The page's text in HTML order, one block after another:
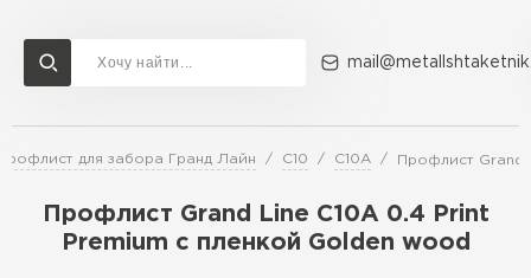
для забора Гранд Лайн С10 C10A Профлист Grand
Профлист Grand Line C10A 0.4 Print
Premium с пленкой Golden wood
Доставка и оплата Акции О компании Контакты
Перейти в каталог